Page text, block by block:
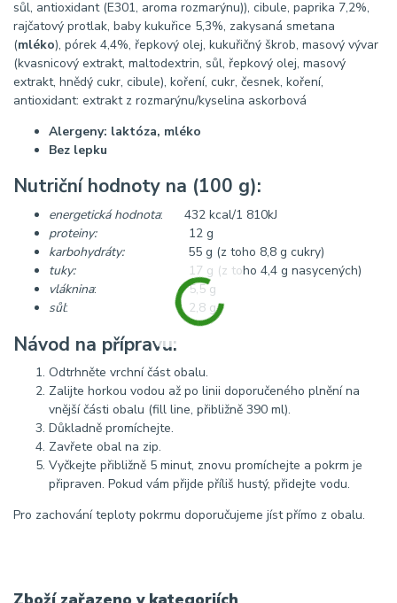
sůl, antioxidant (E301, aroma rozmarýnu)), cibule, paprika 7,2%,
rajčatový protlak, baby kukuřice 5,3%, zakysaná smetana
(mléko), pórek 4,4%, řepkový olej, kukuřičný škrob, masový vývar
(kvasnicový extrakt, maltodextrin, sůl, řepkový olej, masový
extrakt, hnědý cukr, cibule), koření, cukr, česnek, koření,
antioxidant: extrakt z rozmarýnu/kyselina askorbová
Alergeny: laktóza, mléko
Bez lepku
Nutriční hodnoty na (100 g):
energetická hodnota: 432 kcal/1 810kJ
proteiny:12 g
karbohydráty:55 g (z toho 8,8 g cukry)
tuky:17 g (z toho 4,4 g nasycených)
vláknina: 5,5 g
sůl: 2,8 g
Návod na přípravu:
Odtrhněte vrchní část obalu.
Zalijte horkou vodou až po linii doporučeného plnění na
vnější části obalu (fill line, přibližně 390 ml).
Důkladně promíchejte.
Zavřete obal na zip.
Vyčkejte přibližně 5 minut, znovu promíchejte a pokrm je
připraven. Pokud vám přijde příliš hustý, přidejte vodu.
Pro zachování teploty pokrmu doporučujeme jíst přímo z obalu.